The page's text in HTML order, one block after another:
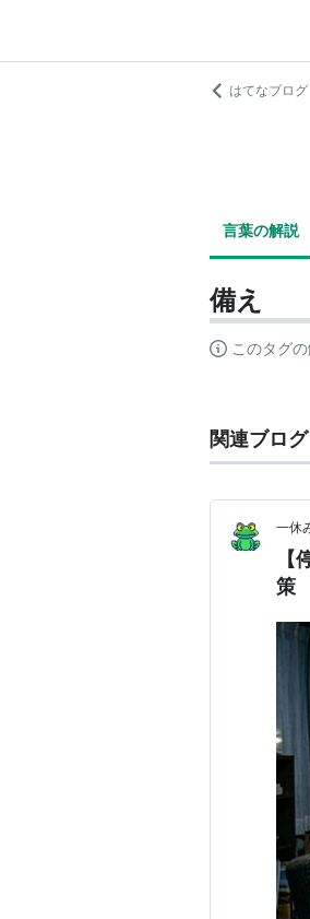
はてなブロ
言葉の解説
備え
このタグ
関連ブログ
一休
策